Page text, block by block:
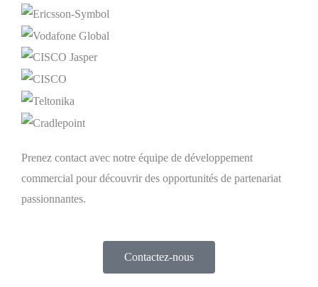
Prenez contact avec notre équipe de développement
commercial pour découvrir des opportunités de partenariat
passionnantes.
Contactez-nous